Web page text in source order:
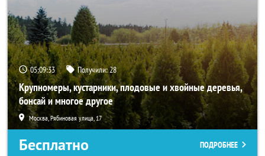
05:09:32 Получили:28
Крупномеры, кустарники, плодовые и хвойные деревья,
бонсай и многое другое
Москва, Рябиновая улица, 17
Бесплатно ПОДРОБНЕЕ